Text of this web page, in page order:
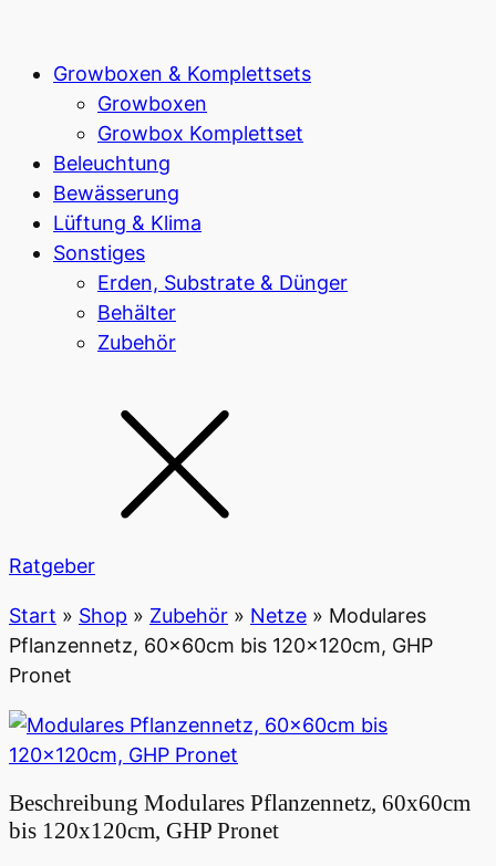
Growboxen & Komplettsets
Growboxen
Growbox Komplettset
Beleuchtung
Bewässerung
Lüftung & Klima
Sonstiges
Erden, Substrate & Dünger
Behälter
Zubehör
Ratgeber
Start » Shop » Zubehör » Netze » Modulares
Pflanzennetz, 60x60cm bis 120x120cm, GHP
Pronet
Beschreibung Modulares Pflanzennetz, 60x60cm
bis 120x120cm, GHP Pronet